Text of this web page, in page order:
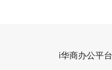
i华商办公平台